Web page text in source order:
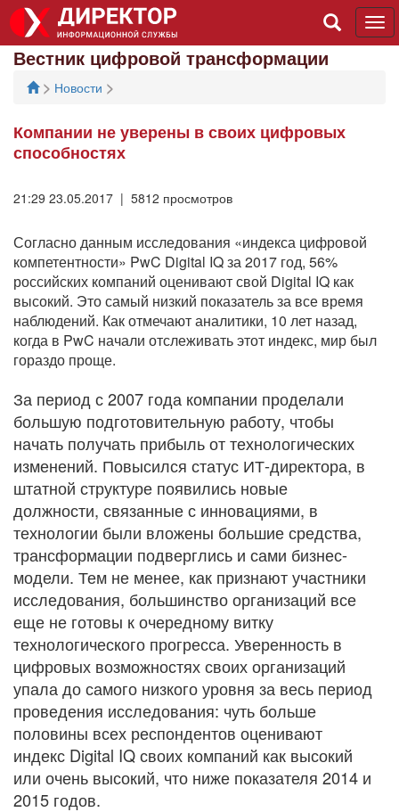
Вестник цифровой трансформации
> Новости >
Компании не уверены в своих цифровых
способностях
21:29 23.05.2017 | 5812 просмотров
Согласно данным исследования «индекса цифровой
компетентности» PwC Digital IQ за 2017 год, 56%
российских компаний оценивают свой Digital IQ как
высокий. Это самый низкий показатель за все время
наблюдений. Как отмечают аналитики, 10 лет назад,
когда в PwC начали отслеживать этот индекс, мир был
гораздо проще.
За период с 2007 года компании проделали
большую подготовительную работу, чтобы
начать получать прибыль от технологических
изменений. Повысился статус ИТ-директора, в
штатной структуре появились новые
должности, связанные с инновациями, в
технологии были вложены большие средства,
трансформации подверглись и сами бизнес-
модели. Тем не менее, как признают участники
исследования, большинство организаций все
еще не готовы к очередному витку
технологического прогресса. Уверенность в
цифровых возможностях своих организаций
упала до самого низкого уровня за весь период
проведения исследования: чуть больше
половины всех респондентов оценивают
индекс Digital IQ своих компаний как высокий
или очень высокий, что ниже показателя 2014 и
2015 годов.